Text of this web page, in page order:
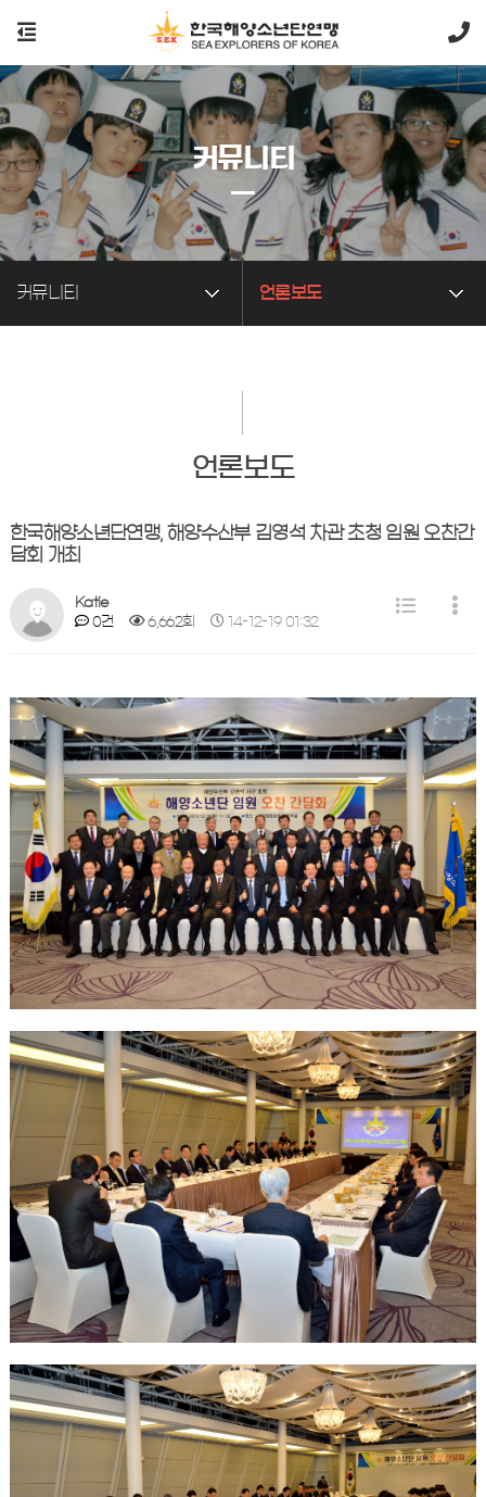
커뮤니티 언론보도
커뮤니티
언론보도
한국해양소년단연맹, 해양수산부 김영석 차관 초청 임원 오찬간
담회 개최
Katie
0건
6,662회 14-12-19 01:32